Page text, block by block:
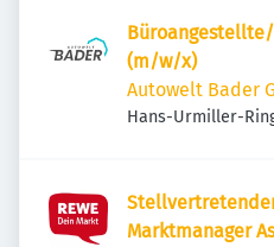
(m/w/x)
Autowelt Bader
Hans-Urmiller-
Marktmanager